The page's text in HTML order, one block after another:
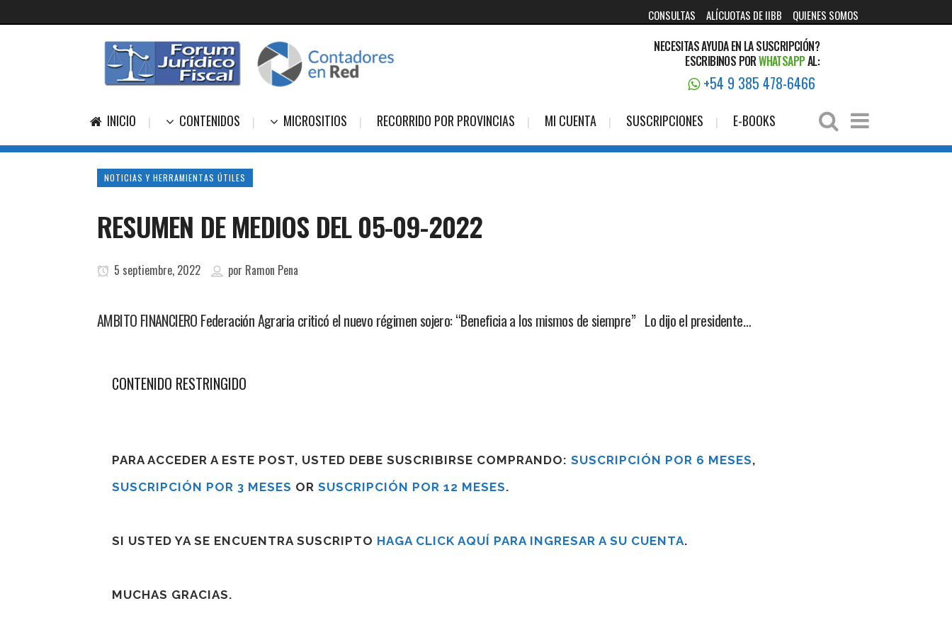
CONSULTAS ALÍCUOTAS DE IIBB QUIENES SOMOS
NECESITAS AYUDA EN LA SUSCRIPCIÓN?
ESCRIBINOS PORWHATSAPPAL:
+54 9 385 478-6466
INICIO CONTENIDOS MICROSITIOS RECORRIDO POR PROVINCIAS MI CUENTA SUSCRIPCIONES E-BOOKS
NOTICIAS Y HERRAMIENTAS ÚTILES
RESUMEN DE MEDIOS DEL 05-09-2022
5 septiembre, 2022 por Ramon Pena
AMBITO FINANCIERO Federación Agraria criticó el nuevo régimen sojero: “Beneficia a los mismos de siempre” Lo dijo el presidente…
CONTENIDO RESTRINGIDO
PARA ACCEDER A ESTE POST, USTED DEBE SUSCRIBIRSE COMPRANDO: SUSCRIPCIÓN POR 6 MESES,
SUSCRIPCIÓN POR 3 MESES OR SUSCRIPCIÓN POR 12 MESES.
SI USTED YA SE ENCUENTRA SUSCRIPTO HAGA CLICK AQUÍ PARA INGRESAR A SU CUENTA.
MUCHAS GRACIAS.